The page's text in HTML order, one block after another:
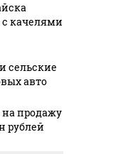
качелями
сельские
авто
продажу
рублей